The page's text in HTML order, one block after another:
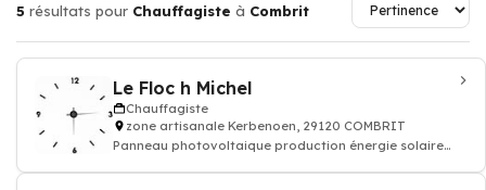
5 résultats pour Chauffagiste à Combrit
Le Floc h Michel
Chauffagiste
zone artisanale Kerbenoen, 29120 COMBRIT
Panneau photovoltaique production énergie solaire